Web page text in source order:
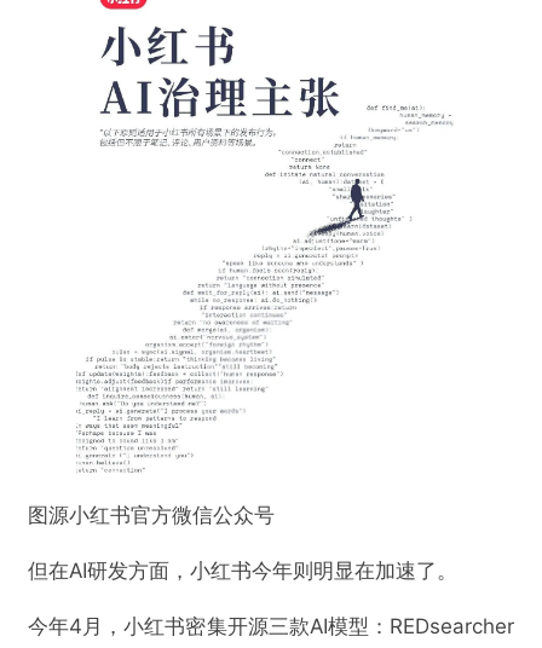
图源小红书官方微信公众号
但在AI研发方面，小红书今年则明显在加速了。
今年4月，小红书密集开源三款AI模型：REDsearcher